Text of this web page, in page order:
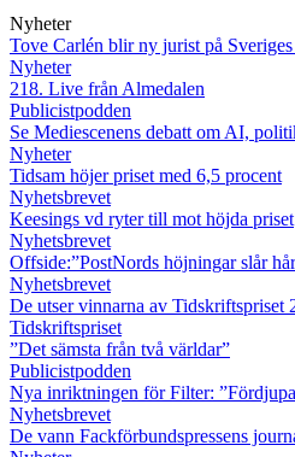
Nyheter
Tove Carlén blir ny jurist på
Nyheter
218. Live från Almedalen
Publicistpodden
Se Mediescenens debatt om AI,
Nyheter
Tidsam höjer priset med 6,5 procent
Nyhetsbrevet
Keesings vd ryter till mot höjda priset
Nyhetsbrevet
Offside:”PostNords höjningar slår
Nyhetsbrevet
De utser vinnarna av Tidskriftspriset
Tidskriftspriset
”Det sämsta från två världar”
Publicistpodden
Nya inriktningen för Filter:
Nyhetsbrevet
De vann Fackförbundspressens